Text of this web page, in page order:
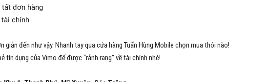
tất đơn hàng
tài chính
giản đến như vậy. Nhanh tay qua cửa hàng Tuấn Hùng Mobile chọn mua thôi nào!
tín dụng của Vimo để được “rảnh rang” về tài chính nhé!